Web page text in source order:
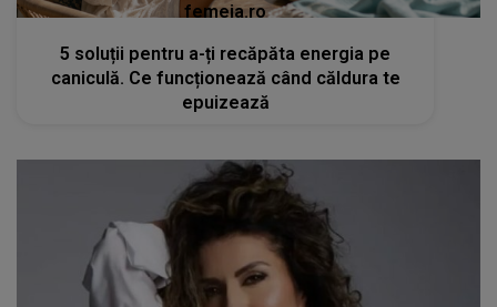
femeia.ro
5 soluții pentru a-ți recăpăta energia pe
caniculă. Ce funcționează când căldura te
epuizează